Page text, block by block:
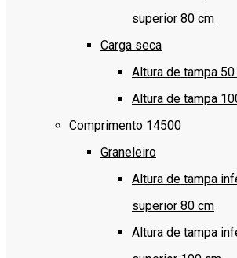
superior 80 cm
Carga seca
Altura de tampa
Altura de tampa
Comprimento 14500
Graneleiro
Altura de tampa
superior 80 cm
Altura de tampa